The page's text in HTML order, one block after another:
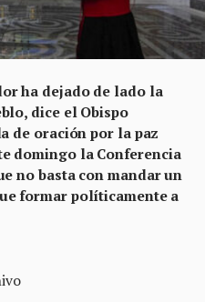
ha dejado de lado la
dice el Obispo
de oración por la paz
domingo la Conferencia
no basta con mandar un
formar políticamente a